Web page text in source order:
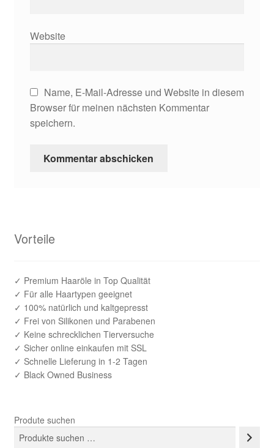
Website
Name, E-Mail-Adresse und Website in diesem
Browser für meinen nächsten Kommentar
speichern.
Vorteile
✓ Premium Haaröle in Top Qualität
✓ Für alle Haartypen geeignet
✓ 100% natürlich und kaltgepresst
✓ Frei von Silikonen und Parabenen
✓ Keine schrecklichen Tierversuche
✓ Sicher online einkaufen mit SSL
✓ Schnelle Lieferung in 1-2 Tagen
✓ Black Owned Business
Produte suchen